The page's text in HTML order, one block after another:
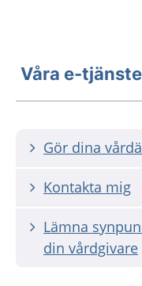
Våra e-
Gör dina
Kontakta mig
Lämna
din vårdgivare